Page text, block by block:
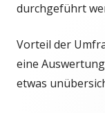
durchgeführt
Vorteil der
eine
etwas